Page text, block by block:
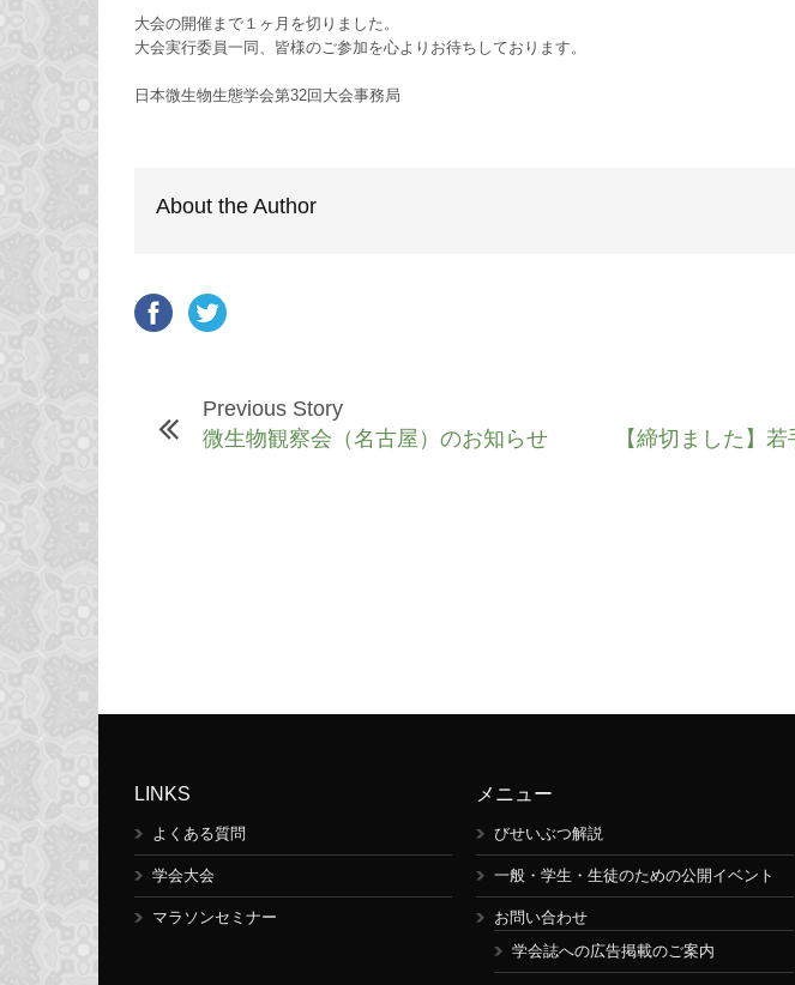
大会の開催まで１ヶ月を切りました。
大会実行委員一同、皆様のご参加を心よりお待ちしております。
日本微生物生態学会第32回大会事務局
About the Author
Previous Story
微生物観察会（名古屋）のお知らせ
【締切ました】
LINKS
よくある質問
学会大会
マラソンセミナー
メニュー
びせいぶつ解説
一般・学生・生徒のための公開イベント
お問い合わせ
学会誌への広告掲載のご案内